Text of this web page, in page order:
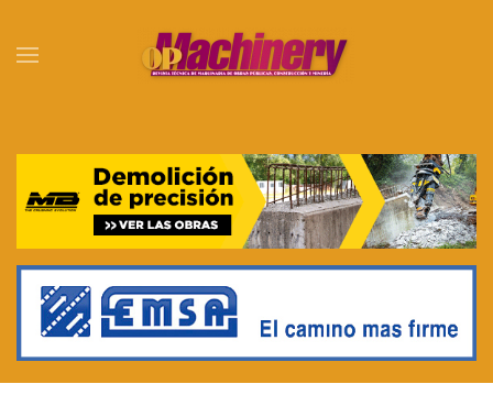
Skip to main content